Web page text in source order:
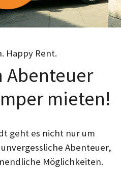
Abenteuer
mieten!
Happy Rent.
geht es nicht nur um
Abenteuer,
Möglichkeiten.